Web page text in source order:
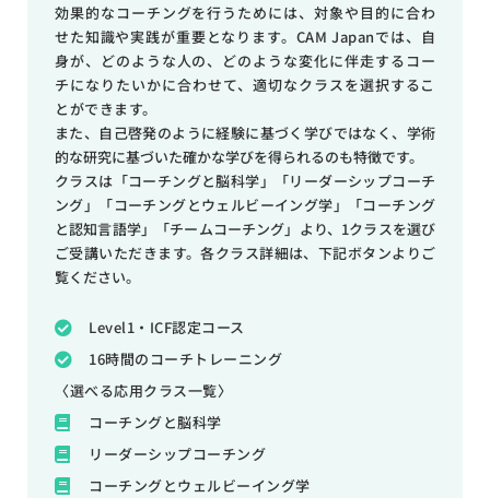
効果的なコーチングを行うためには、対象や目的に合わ
せた知識や実践が重要となります。CAM Japanでは、自
身が、どのような人の、どのような変化に伴走するコー
チになりたいかに合わせて、適切なクラスを選択するこ
とができます。
また、自己啓発のように経験に基づく学びではなく、学術
的な研究に基づいた確かな学びを得られるのも特徴です。
クラスは「コーチングと脳科学」「リーダーシップコーチ
ング」「コーチングとウェルビーイング学」「コーチング
と認知言語学」「チームコーチング」より、1クラスを選び
ご受講いただきます。各クラス詳細は、下記ボタンよりご
覧ください。
Level1・ICF認定コース
16時間のコーチトレーニング
〈選べる応用クラス一覧〉
コーチングと脳科学
リーダーシップコーチング
コーチングとウェルビーイング学